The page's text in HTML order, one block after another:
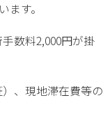
ます。
数料2,000円が掛
、現地滞在費等の